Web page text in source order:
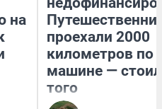
на
проехали 2000
километров по
машине —
того